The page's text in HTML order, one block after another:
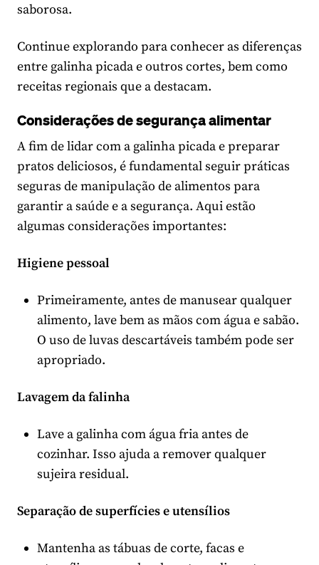
saborosa.
Continue explorando para conhecer as diferenças
entre galinha picada e outros cortes, bem como
receitas regionais que a destacam.
Considerações de segurança alimentar
A fim de lidar com a galinha picada e preparar
pratos deliciosos, é fundamental seguir práticas
seguras de manipulação de alimentos para
garantir a saúde e a segurança. Aqui estão
algumas considerações importantes:
Higiene pessoal
Primeiramente, antes de manusear qualquer
alimento, lave bem as mãos com água e sabão.
O uso de luvas descartáveis também pode ser
apropriado.
Lavagem da falinha
Lave a galinha com água fria antes de
cozinhar. Isso ajuda a remover qualquer
sujeira residual.
Separação de superfícies e utensílios
Mantenha as tábuas de corte, facas e